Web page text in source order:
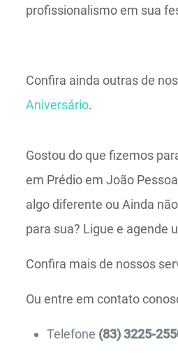
profissionalismo em sua
Confira ainda outras de
Aniversário.
Gostou do que fizemos
em Prédio em João
algo diferente ou Ainda
para sua? Ligue e agende
Confira mais de nossos
Ou entre em contato
Telefone (83) 3225-